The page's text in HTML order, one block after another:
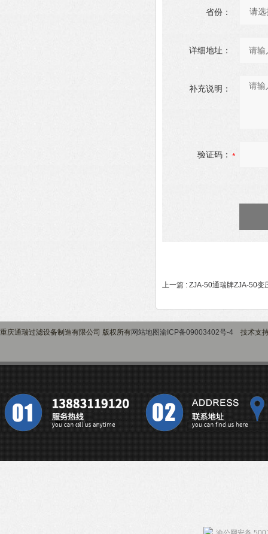
省份：
详细地址：
补充说明：
验证码：
上一篇 : ZJA-50通瑞牌ZJA-50变
重庆通瑞过滤设备制造有限公司 版权所有网站地图渝ICP备09003402号-4 技术支